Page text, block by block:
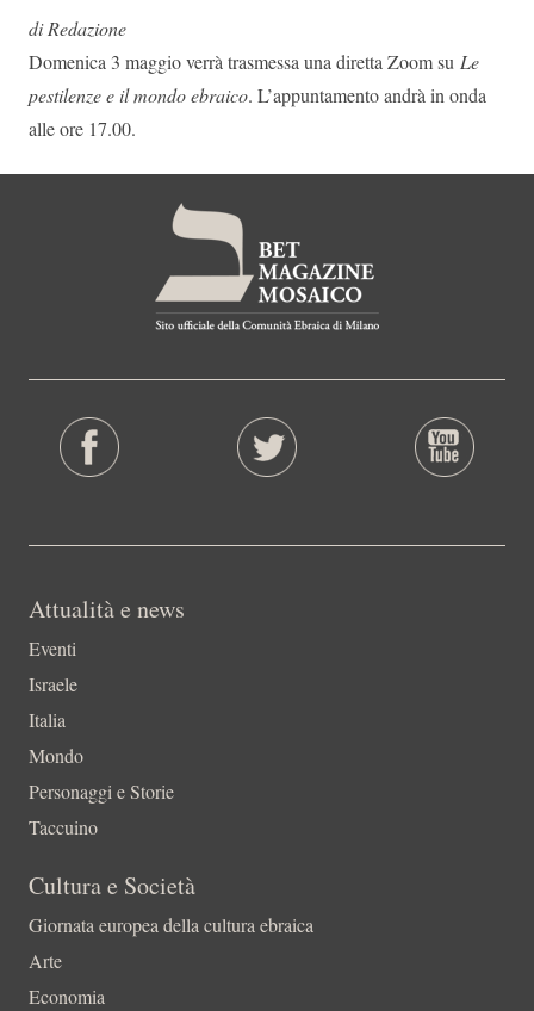
di Redazione
Domenica 3 maggio verrà trasmessa una diretta Zoom su Le
pestilenze e il mondo ebraico. L’appuntamento andrà in onda
alle ore 17.00.
Attualità e news
Eventi
Israele
Italia
Mondo
Personaggi e Storie
Taccuino
Cultura e Società
Giornata europea della cultura ebraica
Arte
Economia